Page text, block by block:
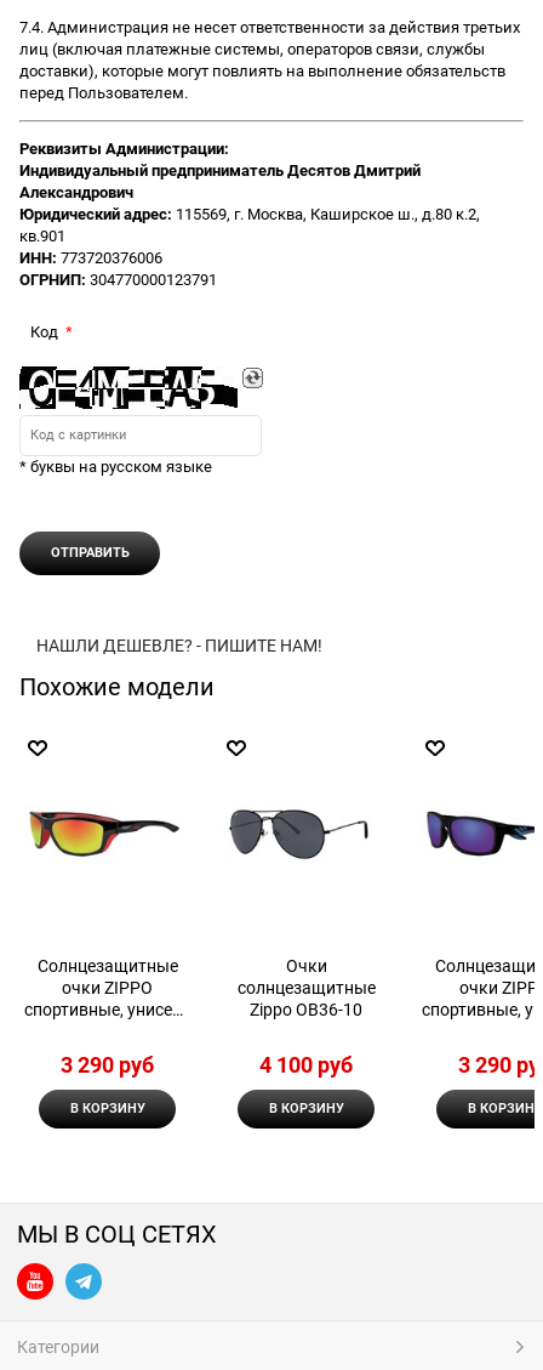
7.4. Администрация не несет ответственности за действия третьих
лиц (включая платежные системы, операторов связи, службы
доставки), которые могут повлиять на выполнение обязательств
перед Пользователем.
Реквизиты Администрации:
Индивидуальный предприниматель Десятов Дмитрий
Александрович
Юридический адрес: 115569, г. Москва, Каширское ш., д.80 к.2,
кв.901
ИНН: 773720376006
ОГРНИП: 304770000123791
Код
* буквы на русском языке
НАШЛИ ДЕШЕВЛЕ? - ПИШИТЕ НАМ!
Похожие модели
Солнцезащитные
очки ZIPPO
спортивные, унисекс
3 290 руб
В КОРЗИНУ
Очки
солнцезащитные
Zippo OB36-10
4 100 руб
В КОРЗИНУ
очки
спортивные,
3 290
В КОРЗИНУ
МЫ В СОЦ СЕТЯХ
Категории